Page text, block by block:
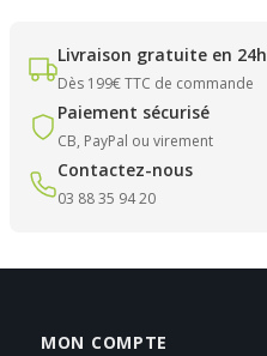
Livraison gratuite en 24h
Dès 199€ TTC de commande
Paiement sécurisé
CB, PayPal ou virement
Contactez-nous
03 88 35 94 20
MON COMPTE